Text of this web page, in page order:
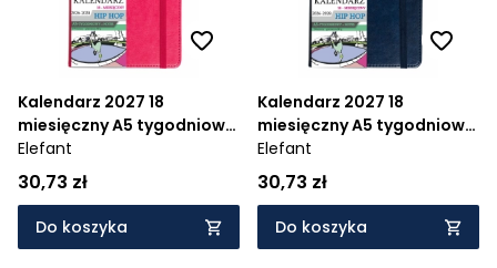
Kalendarz 2027 18
miesięczny A5 tygodniowy
Hip Hop - karmazynowy
Elefant
30,73 zł
Do koszyka
Kalendarz 2027 18
miesięczny A5 tygodniowy
Hip Hop - granatowy
Elefant
30,73 zł
Do koszyka